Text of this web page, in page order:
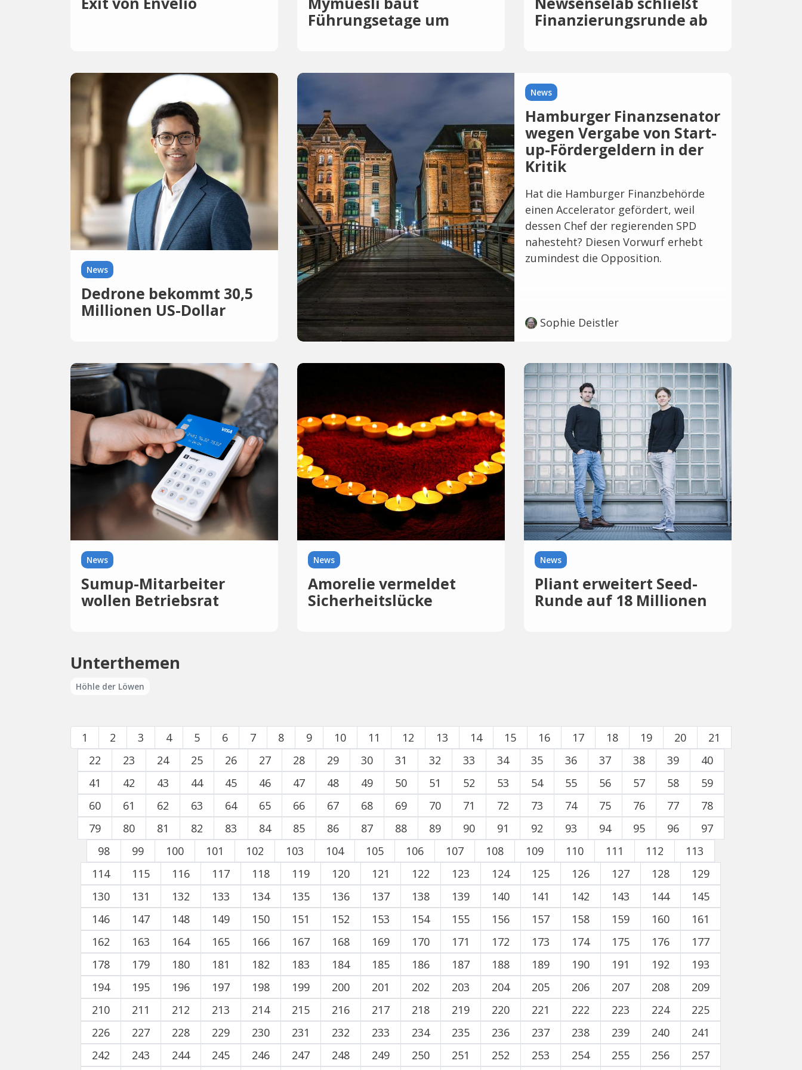
Führungsetage um
Finanzierungsrunde ab
News
Dedrone bekommt 30,5
Millionen US-Dollar
News
Hamburger Finanzsenator
wegen Vergabe von Start-
up-Fördergeldern in der
Kritik
Hat die Hamburger Finanzbehörde
einen Accelerator gefördert, weil
dessen Chef der regierenden SPD
nahesteht? Diesen Vorwurf erhebt
zumindest die Opposition.
Sophie Deistler
News
Sumup-Mitarbeiter
wollen Betriebsrat
News
Amorelie vermeldet
Sicherheitslücke
News
Pliant erweitert Seed-
Runde auf 18 Millionen
Unterthemen
Höhle der Löwen
1 2 3 4 5 6 7 8 9 10 11 12 13 14 15 16 17 18 19 20
21
22
23 24 25 26 27 28 29 30 31 32 33 34 35 36 37 38 39
40
41
42 43 44 45 46 47 48 49 50 51 52 53 54 55 56 57 58
59
60
61 62 63 64 65 66 67 68 69 70 71 72 73 74 75 76 77
78
79
80 81 82 83 84 85 86 87 88 89 90 91 92 93 94 95 96
97
98
99 100 101 102 103 104 105 106 107 108 109 110 111 112
113
114
115 116 117 118 119 120 121 122 123 124 125 126 127 128
129
130
131 132 133 134 135 136 137 138 139 140 141 142 143 144
145
146
147 148 149 150 151 152 153 154 155 156 157 158 159 160
161
162
163 164 165 166 167 168 169 170 171 172 173 174 175 176
177
178
179 180 181 182 183 184 185 186 187 188 189 190 191 192
193
194
195 196 197 198 199 200 201 202 203 204 205 206 207 208
209
210
211 212 213 214 215 216 217 218 219 220 221 222 223 224
225
226
227 228 229 230 231 232 233 234 235 236 237 238 239 240
241
242
243 244 245 246 247 248 249 250 251 252 253 254 255 256 257